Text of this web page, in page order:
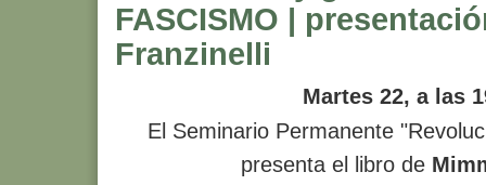
FASCISMO |
Franzinelli
Martes 22, a las
El Seminario Permanente
presenta el libro de